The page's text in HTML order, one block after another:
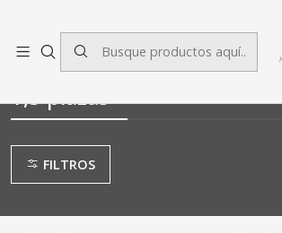
Inicio Dormitorio Faldón
1,5 plazas
FILTROS